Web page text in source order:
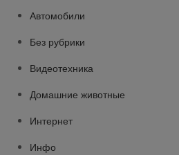
Автомобили
Без рубрики
Видеотехника
Домашние животные
Интернет
Инфо